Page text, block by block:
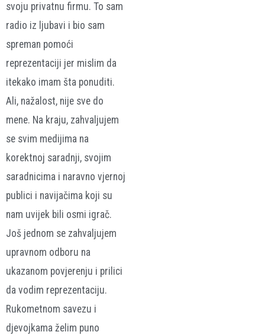
svoju privatnu firmu. To sam
radio iz ljubavi i bio sam
spreman pomoći
reprezentaciji jer mislim da
itekako imam šta ponuditi.
Ali, nažalost, nije sve do
mene. Na kraju, zahvaljujem
se svim medijima na
korektnoj saradnji, svojim
saradnicima i naravno vjernoj
publici i navijačima koji su
nam uvijek bili osmi igrač.
Još jednom se zahvaljujem
upravnom odboru na
ukazanom povjerenju i prilici
da vodim reprezentaciju.
Rukometnom savezu i
djevojkama želim puno